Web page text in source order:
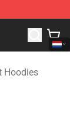
Night
Hoodies